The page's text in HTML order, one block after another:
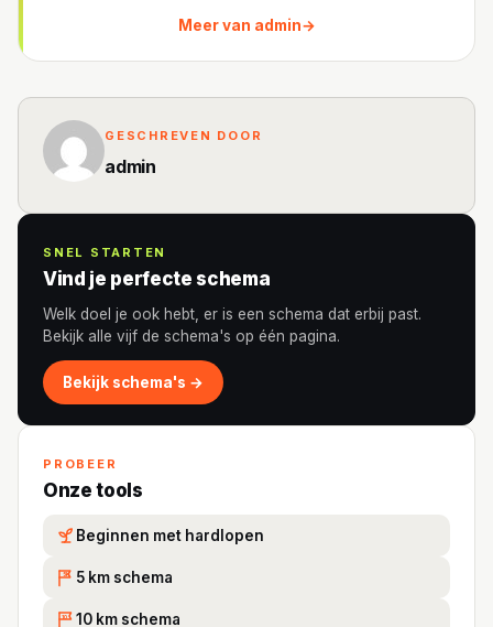
Meer van admin→
GESCHREVEN DOOR
admin
SNEL STARTEN
Vind je perfecte schema
Welk doel je ook hebt, er is een schema dat erbij past.
Bekijk alle vijf de schema's op één pagina.
Bekijk schema's →
PROBEER
Onze tools
Beginnen met hardlopen
5K 5 km schema
10 10 km schema